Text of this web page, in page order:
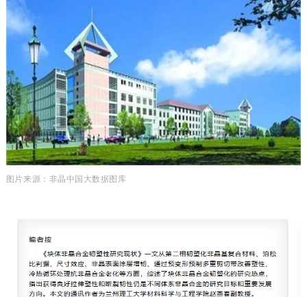
图片来源：非晶中国大数据图库